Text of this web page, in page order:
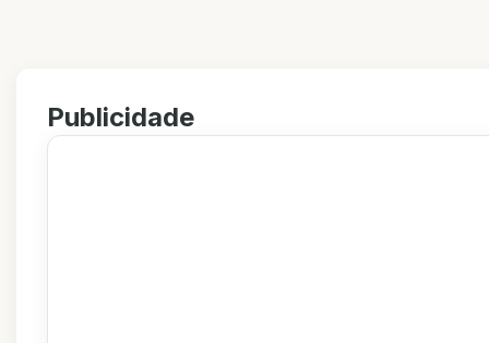
Publicidade